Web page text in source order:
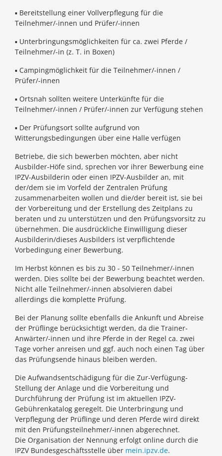
▪ Bereitstellung einer Vollverpflegung für die
Teilnehmer/-innen und Prüfer/-innen
▪ Unterbringungsmöglichkeiten für ca. zwei Pferde /
Teilnehmer/-in (z. T. in Boxen)
▪ Campingmöglichkeit für die Teilnehmer/-innen /
Prüfer/-innen
▪ Ortsnah sollten weitere Unterkünfte für die
Teilnehmer/-innen / Prüfer/-innen zur Verfügung stehen
▪ Der Prüfungsort sollte aufgrund von
Witterungsbedingungen über eine Halle verfügen
Betriebe, die sich bewerben möchten, aber nicht
Ausbilder-Höfe sind, sprechen vor ihrer Bewerbung eine
IPZV-Ausbilderin oder einen IPZV-Ausbilder an, mit
der/dem sie im Vorfeld der Zentralen Prüfung
zusammenarbeiten wollen und die/der bereit ist, sie bei
der Vorbereitung und der Erstellung des Zeitplans zu
beraten und zu unterstützen und den Prüfungsvorsitz zu
übernehmen. Die ausdrückliche Einwilligung dieser
Ausbilderin/dieses Ausbilders ist verpflichtende
Vorbedingung einer Bewerbung.
Im Herbst können es bis zu 30 - 50 Teilnehmer/-innen
werden. Dies sollte bei der Bewerbung beachtet werden.
Nicht alle Teilnehmer/-innen absolvieren dabei
allerdings die komplette Prüfung.
Bei der Planung sollte ebenfalls die Ankunft und Abreise
der Prüflinge berücksichtigt werden, da die Trainer-
Anwärter/-innen und ihre Pferde in der Regel ca. zwei
Tage vorher anreisen und ggf. auch noch einen Tag über
das Prüfungsende hinaus bleiben werden.
Die Aufwandsentschädigung für die Zur-Verfügung-
Stellung der Anlage und die Vorbereitung und
Durchführung der Prüfung ist im aktuellen IPZV-
Gebührenkatalog geregelt. Die Unterbringung und
Verpflegung der Prüflinge und deren Pferde wird direkt
mit den Prüfungsteilnehmer/-innen abgerechnet.
Die Organisation der Nennung erfolgt online durch die
IPZV Bundesgeschäftsstelle über mein.ipzv.de.